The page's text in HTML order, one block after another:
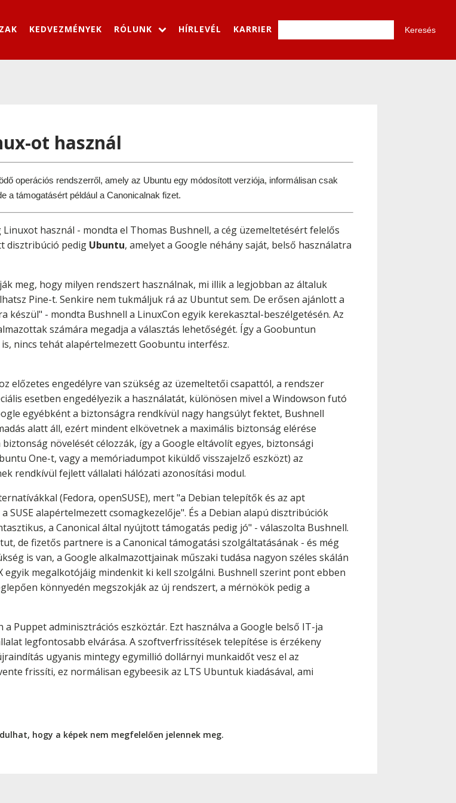
KEDVEZMÉNYEK RÓLUNK HÍRLEVÉL KARRIER
ot használ
operációs rendszerről, amely az Ubuntu egy módosított verziója, informálisan csak
a támogatásért például a Canonicalnak fizet.
használ - mondta el Thomas Bushnell, a cég üzemeltetésért felelős
disztribúció pedig Ubuntu, amelyet a Google néhány saját, belső használatra
meg, hogy milyen rendszert használnak, mi illik a legjobban az általuk
Pine-t. Senkire nem tukmáljuk rá az Ubuntut sem. De erősen ajánlott a
készül" - mondta Bushnell a LinuxCon egyik kerekasztal-beszélgetésén. Az
számára megadja a választás lehetőségét. Így a Goobuntun
nincs tehát alapértelmezett Goobuntu interfész.
előzetes engedélyre van szükség az üzemeltetői csapattól, a rendszer
esetben engedélyezik a használatát, különösen mivel a Windowson futó
egyébként a biztonságra rendkívül nagy hangsúlyt fektet, Bushnell
alatt áll, ezért mindent elkövetnek a maximális biztonság elérése
növelését célozzák, így a Google eltávolít egyes, biztonsági
One-t, vagy a memóriadumpot kiküldő visszajelző eszközt) az
rendkívül fejlett vállalati hálózati azonosítási modul.
(Fedora, openSUSE), mert "a Debian telepítők és az apt
SUSE alapértelmezett csomagkezelője". És a Debian alapú disztribúciók
a Canonical által nyújtott támogatás pedig jó" - válaszolta Bushnell.
de fizetős partnere is a Canonical támogatási szolgáltatásának - és még
is van, a Google alkalmazottjainak műszaki tudása nagyon széles skálán
megalkotójáig mindenkit ki kell szolgálni. Bushnell szerint pont ebben
könnyedén megszokják az új rendszert, a mérnökök pedig a
Puppet adminisztrációs eszköztár. Ezt használva a Google belső IT-ja
legfontosabb elvárása. A szoftverfrissítések telepítése is érzékeny
ugyanis mintegy egymillió dollárnyi munkaidőt vesz el az
frissíti, ez normálisan egybeesik az LTS Ubuntuk kiadásával, ami
hogy a képek nem megfelelően jelennek meg.